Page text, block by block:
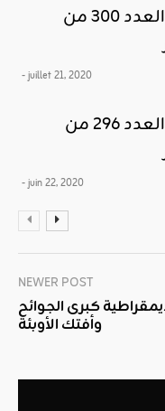
قراءة وتنزيل العدد 300 من
- juillet 21, 2020
قراءة وتنزيل العدد 296 من
- juin 22, 2020
NEWER POST
كبرى الجوائح
وأفتك الأوبئة